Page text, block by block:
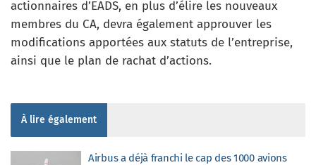
actionnaires d’EADS, en plus d’élire les nouveaux
membres du CA, devra également approuver les
modifications apportées aux statuts de l’entreprise,
ainsi que le plan de rachat d’actions.
À lire également
Airbus a déjà franchi le cap des 1000 avions